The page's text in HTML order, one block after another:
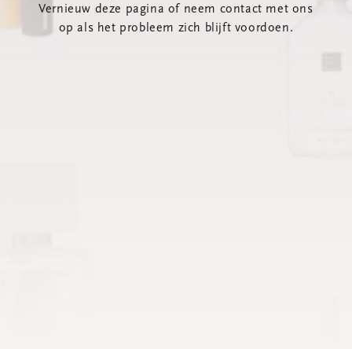
Vernieuw deze pagina of neem contact met ons
op als het probleem zich blijft voordoen.